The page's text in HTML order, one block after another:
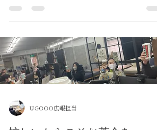
立派なホテルにチェックインしましたが、
ても雰囲気の良いホテルで居心地バツグン
した。 当日譚...
UGOOO広報担当